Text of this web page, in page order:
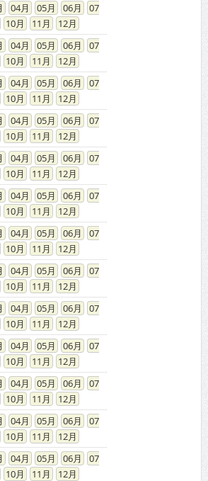
04 05 06
07
10 11
12
04 05 06
07
10 11
12
04 05 06
07
10 11
12
04 05 06
07
10 11
12
04 05 06
07
10 11
12
04 05 06
07
10 11
12
04 05 06
07
10 11
12
04 05 06
07
10 11
12
04 05 06
07
10 11
12
04 05 06
07
10 11
12
04 05 06
07
10 11
12
04 05 06
07
10 11
12
04 05 06
07
10 11
12